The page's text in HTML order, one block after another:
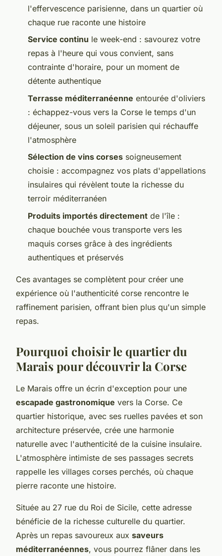
l'effervescence parisienne, dans un quartier où
chaque rue raconte une histoire
Service continu le week-end : savourez votre
repas à l'heure qui vous convient, sans
contrainte d'horaire, pour un moment de
détente authentique
Terrasse méditerranéenne entourée d'oliviers
: échappez-vous vers la Corse le temps d'un
déjeuner, sous un soleil parisien qui réchauffe
l'atmosphère
Sélection de vins corses soigneusement
choisie : accompagnez vos plats d'appellations
insulaires qui révèlent toute la richesse du
terroir méditerranéen
Produits importés directement de l'île :
chaque bouchée vous transporte vers les
maquis corses grâce à des ingrédients
authentiques et préservés
Ces avantages se complètent pour créer une
expérience où l'authenticité corse rencontre le
raffinement parisien, offrant bien plus qu'un simple
repas.
Pourquoi choisir le quartier du
Marais pour découvrir la Corse
Le Marais offre un écrin d'exception pour une
escapade gastronomique vers la Corse. Ce
quartier historique, avec ses ruelles pavées et son
architecture préservée, crée une harmonie
naturelle avec l'authenticité de la cuisine insulaire.
L'atmosphère intimiste de ses passages secrets
rappelle les villages corses perchés, où chaque
pierre raconte une histoire.
Située au 27 rue du Roi de Sicile, cette adresse
bénéficie de la richesse culturelle du quartier.
Après un repas savoureux aux saveurs
méditerranéennes, vous pourrez flâner dans les